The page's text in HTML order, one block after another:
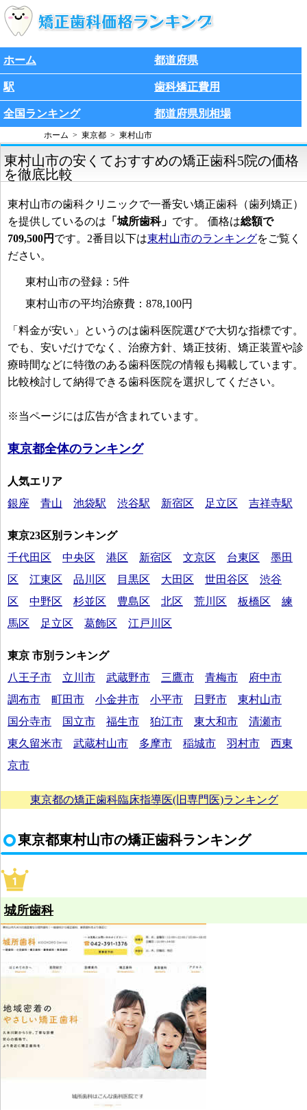
ホーム 都道府県
駅 歯科矯正費用
全国ランキング 都道府県別相場
ホーム 東京都 東村山市
東村山市の安くておすすめの矯正歯科5院の価格
を徹底比較
東村山市の歯科クリニックで一番安い矯正歯科（歯列矯正）
を提供しているのは 「城所歯科」 です。 価格は総額で
709,500円 です。2番目以下は東村山市のランキングをご覧く
ださい。
東村山市の登録：5件
東村山市の平均治療費：878,100円
「料金が安い」というのは歯科医院選びで大切な指標です。
でも、安いだけでなく、治療方針、矯正技術、矯正装置や診
療時間などに特徴のある歯科医院の情報も掲載しています。
比較検討して納得できる歯科医院を選択してください。
※当ページには広告が含まれています。
東京都全体のランキング
人気エリア
銀座
青山 池袋駅 渋谷駅 新宿区 足立区 吉祥寺駅
東京23区別ランキング
千代田区
中央区 港区 新宿区 文京区 台東区
墨田
区
江東区 品川区 目黒区 大田区 世田谷区
渋谷
区
中野区 杉並区 豊島区 北区 荒川区 板橋区
練
馬区
足立区 葛飾区 江戸川区
東京 市別ランキング
八王子市
立川市 武蔵野市 三鷹市 青梅市
府中市
調布市
町田市 小金井市 小平市 日野市
東村山市
国分寺市
国立市 福生市 狛江市 東大和市
清瀬市
東久留米市
武蔵村山市 多摩市 稲城市 羽村市
西東
京市
東京都の矯正歯科臨床指導医(旧専門医)ランキング
東京都東村山市の矯正歯科ランキング
城所歯科